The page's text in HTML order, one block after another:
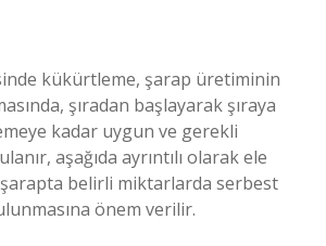
kükürtleme, şarap üretiminin
şıradan başlayarak şıraya
kadar uygun ve gerekli
aşağıda ayrıntılı olarak ele
şarapta belirli miktarlarda serbest
önem verilir.